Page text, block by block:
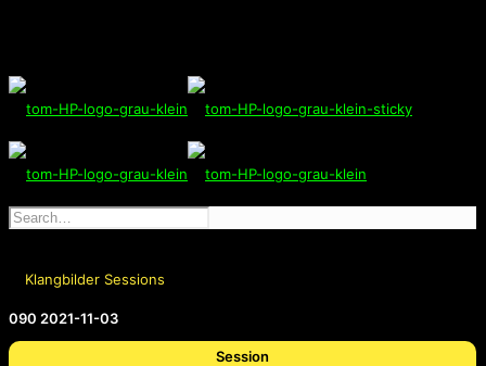
Klangbilder Sessions
090 2021-11-03
Session